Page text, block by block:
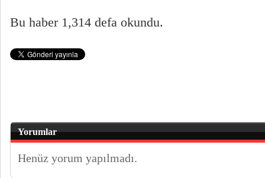
Bu haber 1,314 defa okundu.
Yorumlar
Henüz yorum yapılmadı.